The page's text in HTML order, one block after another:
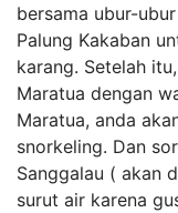
bersama ubur-
Palung Kakaban
karang. Setelah
Maratua dengan
Maratua, anda
snorkeling. Dan
Sanggalau ( akan
surut air karena